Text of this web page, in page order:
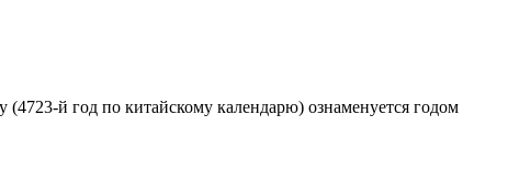
й год по китайскому календарю) ознаменуется годом